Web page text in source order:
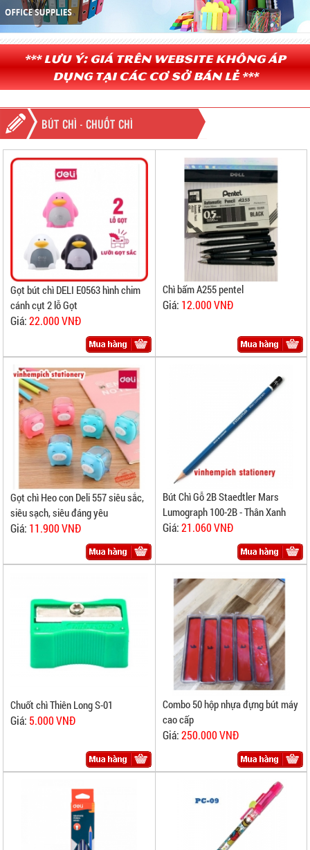
*** Lưu ý: Giá trên website không áp
dụng tại các cơ sở bán lẻ ***
BÚT CHÌ - CHUỐT CHÌ
Gọt bút chì DELI E0563 hình chim
cánh cụt 2 lỗ Gọt
Giá:22.000 VNĐ
Chì bấm A255 pentel
Giá: 12.000 VNĐ
Gọt chì Heo con Deli 557 siêu sắc,
siêu sạch, siêu đáng yêu
Giá: 11.900 VNĐ
Bút Chì Gỗ 2B Staedtler Mars
Lumograph 100-2B - Thân Xanh
Giá:21.060 VNĐ
Chuốt chì Thiên Long S-01
Giá: 5.000 VNĐ
Combo 50 hộp nhựa đựng bút máy
cao cấp
Giá:250.000 VNĐ